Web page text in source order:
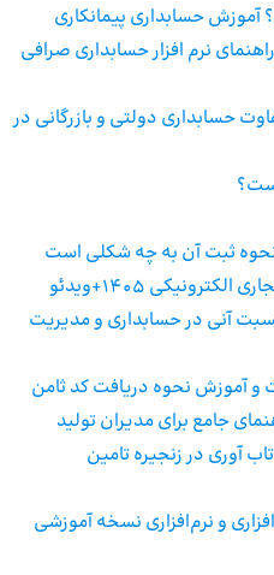
حسابداری پیمانکاری
نرم افزار حسابداری صرافی
حسابداری دولتی و بازرگانی در
ثبت آن به چه شکلی است
1405+ویدئو
آنی در حسابداری و مدیریت
و آموزش نحوه دریافت کد ثامن
جامع برای مدیران تولید
آوری در زنجیره تامین
و نرم‌افزاری نسخه آموزشی